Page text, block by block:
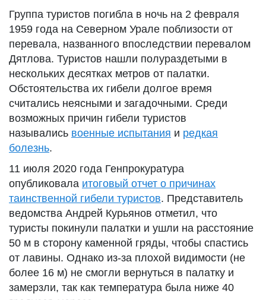
Группа туристов погибла в ночь на 2 февраля
1959 года на Северном Урале поблизости от
перевала, названного впоследствии перевалом
Дятлова. Туристов нашли полураздетыми в
нескольких десятках метров от палатки.
Обстоятельства их гибели долгое время
считались неясными и загадочными. Среди
возможных причин гибели туристов
назывались военные испытания и редкая
болезнь.
11 июля 2020 года Генпрокуратура
опубликовала итоговый отчет о причинах
таинственной гибели туристов. Представитель
ведомства Андрей Курьянов отметил, что
туристы покинули палатки и ушли на расстояние
50 м в сторону каменной гряды, чтобы спастись
от лавины. Однако из-за плохой видимости (не
более 16 м) не смогли вернуться в палатку и
замерзли, так как температура была ниже 40